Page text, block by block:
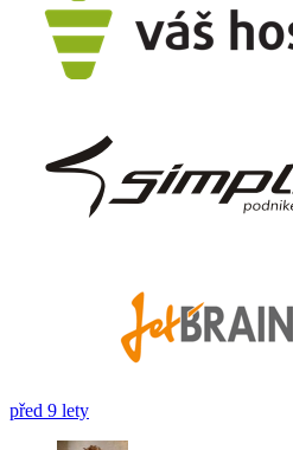
před 9 lety